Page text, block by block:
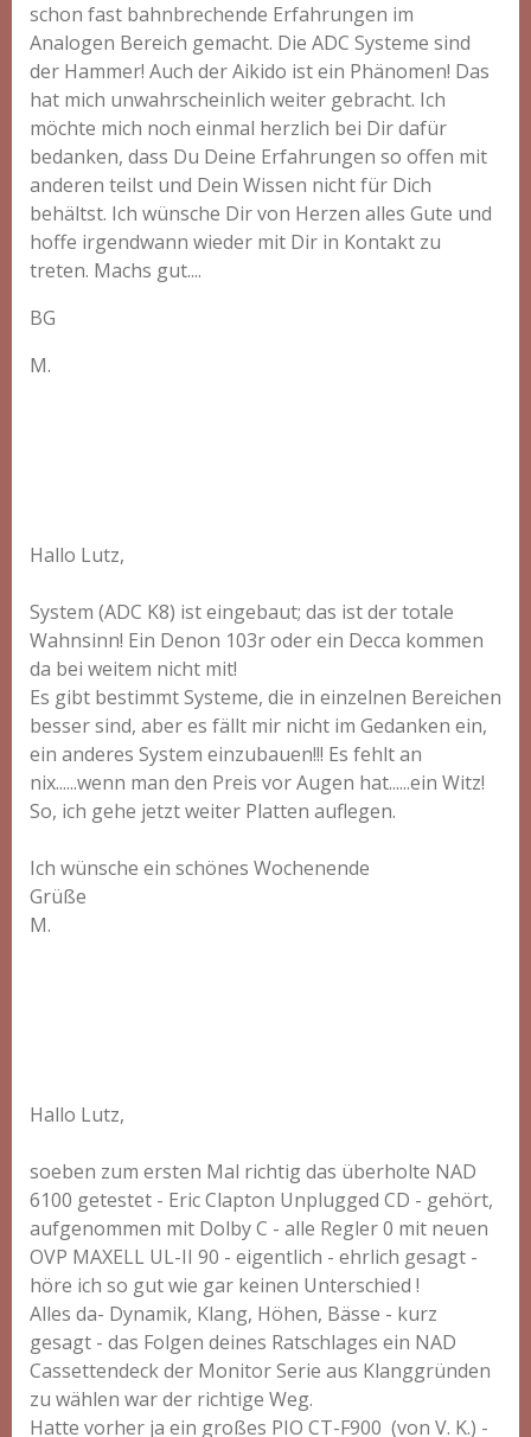
schon fast bahnbrechende Erfahrungen im
Analogen Bereich gemacht. Die ADC Systeme sind
der Hammer! Auch der Aikido ist ein Phänomen! Das
hat mich unwahrscheinlich weiter gebracht. Ich
möchte mich noch einmal herzlich bei Dir dafür
bedanken, dass Du Deine Erfahrungen so offen mit
anderen teilst und Dein Wissen nicht für Dich
behältst. Ich wünsche Dir von Herzen alles Gute und
hoffe irgendwann wieder mit Dir in Kontakt zu
treten. Machs gut....
BG
M.
Hallo Lutz,
System (ADC K8) ist eingebaut; das ist der totale
Wahnsinn! Ein Denon 103r oder ein Decca kommen
da bei weitem nicht mit!
Es gibt bestimmt Systeme, die in einzelnen Bereichen
besser sind, aber es fällt mir nicht im Gedanken ein,
ein anderes System einzubauen!!! Es fehlt an
nix......wenn man den Preis vor Augen hat......ein Witz!
So, ich gehe jetzt weiter Platten auflegen.
Ich wünsche ein schönes Wochenende
Grüße
M.
Hallo Lutz,
soeben zum ersten Mal richtig das überholte NAD
6100 getestet - Eric Clapton Unplugged CD - gehört,
aufgenommen mit Dolby C - alle Regler 0 mit neuen
OVP MAXELL UL-II 90 - eigentlich - ehrlich gesagt -
höre ich so gut wie gar keinen Unterschied !
Alles da- Dynamik, Klang, Höhen, Bässe - kurz
gesagt - das Folgen deines Ratschlages ein NAD
Cassettendeck der Monitor Serie aus Klanggründen
zu wählen war der richtige Weg.
Hatte vorher ja ein großes PIO CT-F900 (von V. K.) -